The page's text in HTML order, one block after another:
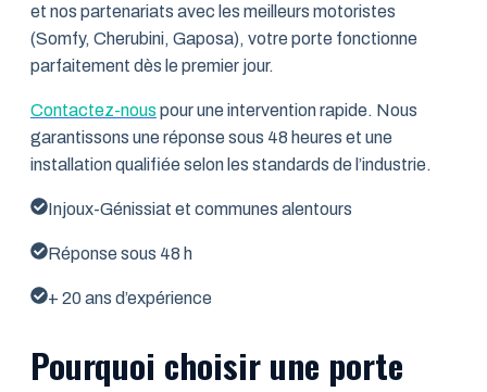
et nos partenariats avec les meilleurs motoristes
(Somfy, Cherubini, Gaposa), votre porte fonctionne
parfaitement dès le premier jour.
Contactez-nous pour une intervention rapide. Nous
garantissons une réponse sous 48 heures et une
installation qualifiée selon les standards de l’industrie.
Injoux-Génissiat et communes alentours
Réponse sous 48 h
+ 20 ans d’expérience
Pourquoi choisir une porte